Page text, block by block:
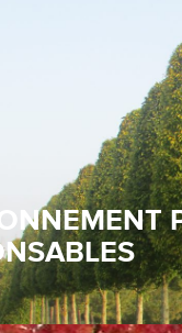
Situées en
des
les arbres sont
ou mécanique.
et